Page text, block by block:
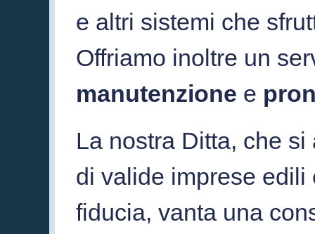
e altri sistemi che
Offriamo inoltre un
manutenzione e
La nostra Ditta, che
di valide imprese
fiducia, vanta una